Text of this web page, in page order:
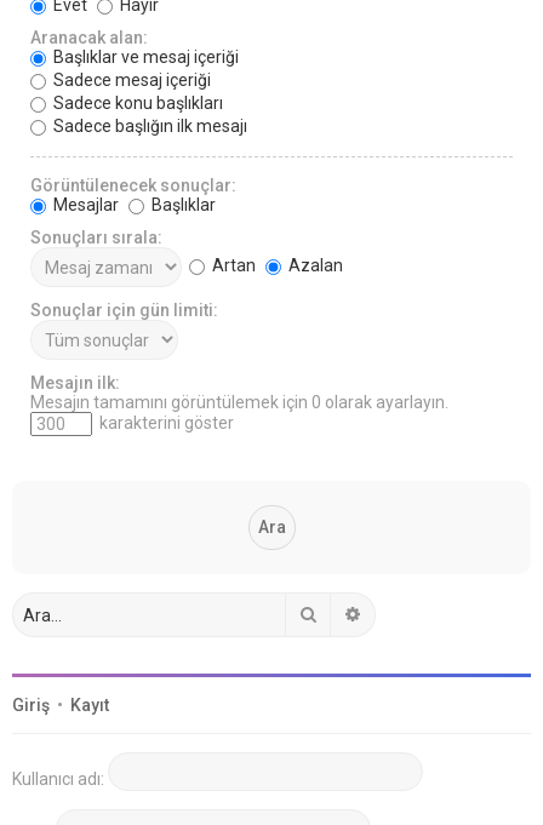
Evet
Hayır
Aranacak alan:
Başlıklar ve mesaj içeriği
Sadece mesaj içeriği
Sadece konu başlıkları
Sadece başlığın ilk mesajı
Görüntülenecek sonuçlar:
Mesajlar
Başlıklar
Sonuçları sırala:
Artan
Azalan
Sonuçlar için gün limiti:
Mesajın ilk:
Mesajın tamamını görüntülemek için 0 olarak ayarlayın.
karakterini göster
Giriş • Kayıt
Kullanıcı adı: